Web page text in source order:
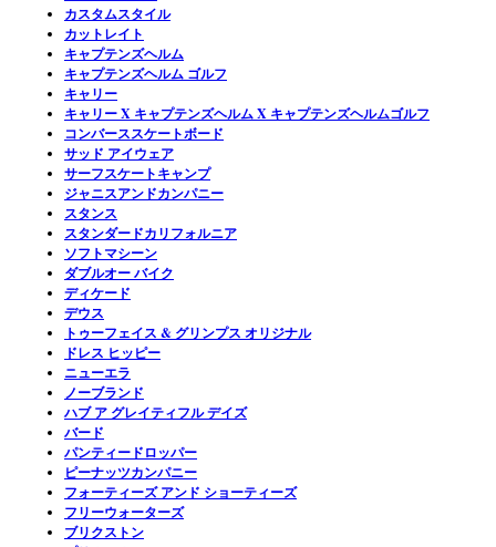
カスタムスタイル
カットレイト
キャプテンズヘルム
キャプテンズヘルム ゴルフ
キャリー
キャリー X キャプテンズヘルム X キャプテンズヘルムゴルフ
コンバーススケートボード
サッド アイウェア
サーフスケートキャンプ
ジャニスアンドカンパニー
スタンス
スタンダードカリフォルニア
ソフトマシーン
ダブルオー バイク
ディケード
デウス
トゥーフェイス & グリンプス オリジナル
ドレス ヒッピー
ニューエラ
ノーブランド
ハブ ア グレイティフル デイズ
バード
パンティードロッパー
ピーナッツカンパニー
フォーティーズ アンド ショーティーズ
フリーウォーターズ
ブリクストン